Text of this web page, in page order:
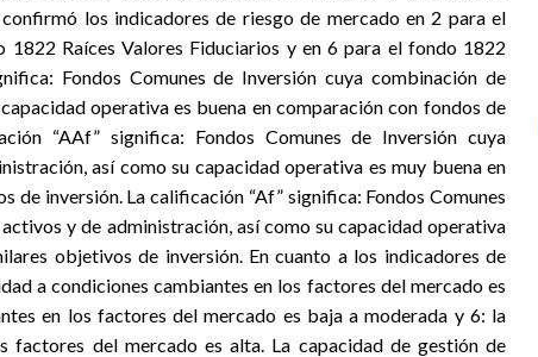
los indicadores de riesgo de mercado en 2 para el
1822 Raíces Valores Fiduciarios y en 6 para el fondo 1822
Fondos Comunes de Inversión cuya combinación de
operativa es buena en comparación con fondos de
“AAf” significa: Fondos Comunes de Inversión cuya
así como su capacidad operativa es muy buena en
de inversión. La calificación “Af” significa: Fondos Comunes
y de administración, así como su capacidad operativa
objetivos de inversión. En cuanto a los indicadores de
a condiciones cambiantes en los factores del mercado es
en los factores del mercado es baja a moderada y 6: la
factores del mercado es alta. La capacidad de gestión de